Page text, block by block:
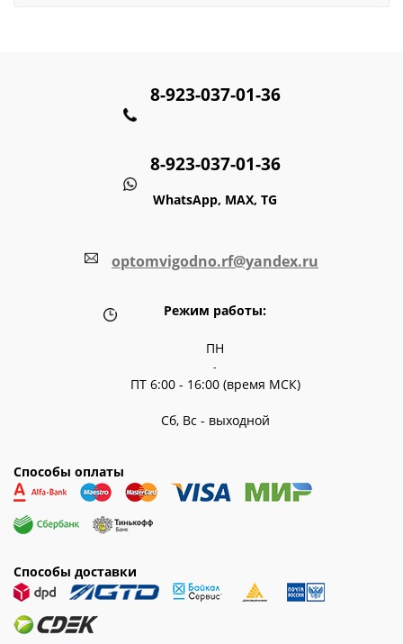
8-923-037-01-36
8-923-037-01-36
WhatsApp, MAX, TG
optomvigodno.rf@yandex.ru
Режим работы:
ПН
-
ПТ 6:00 - 16:00 (время МСК)
Сб, Вс - выходной
Способы оплаты
Способы доставки